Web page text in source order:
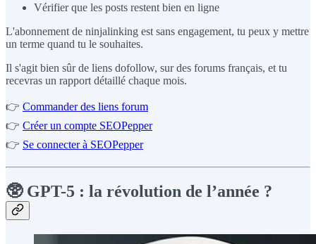
Vérifier que les posts restent bien en ligne
L'abonnement de ninjalinking est sans engagement, tu peux y mettre
un terme quand tu le souhaites.
Il s'agit bien sûr de liens dofollow, sur des forums français, et tu
recevras un rapport détaillé chaque mois.
👉 Commander des liens forum
👉 Créer un compte SEOPepper
👉 Se connecter à SEOPepper
🥸 GPT-5 : la révolution de l’année ?